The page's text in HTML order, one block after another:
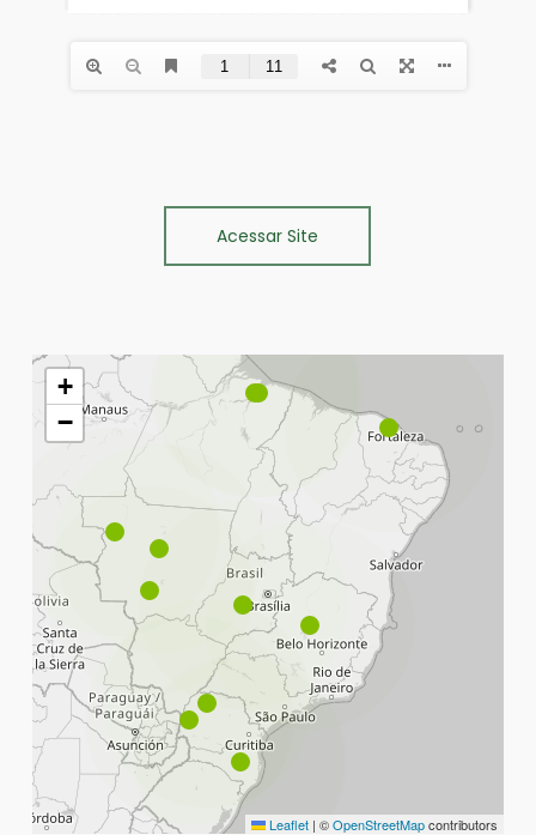
Acessar Site
+
−
Leaflet | ©OpenStreetMapcontributors